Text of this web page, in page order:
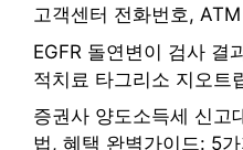
고객센터 전화번호,
EGFR 돌연변이 검사 결
적치료 타그리소 지오트
증권사 양도소득세 신고
법, 혜택 완벽가이드: 5